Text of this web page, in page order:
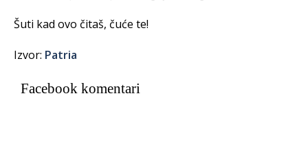
Šuti kad ovo čitaš, čuće te!
Izvor: Patria
Facebook komentari